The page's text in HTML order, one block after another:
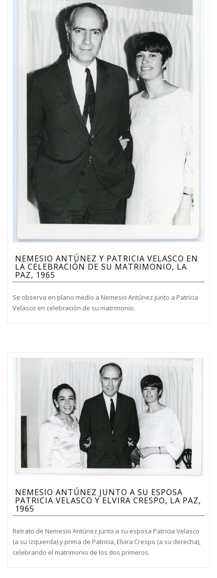
NEMESIO ANTÚNEZ Y PATRICIA VELASCO EN
LA CELEBRACIÓN DE SU MATRIMONIO, LA
PAZ, 1965
Se observa en plano medio a Nemesio Antúnez junto a Patricia
Velasco en celebración de su matrimonio.
NEMESIO ANTÚNEZ JUNTO A SU ESPOSA
PATRICIA VELASCO Y ELVIRA CRESPO, LA PAZ,
1965
Retrato de Nemesio Antúnez junto a su esposa Patricia Velasco
(a su izquierda) y prima de Patricia, Elvira Crespo (a su derecha),
celebrando el matrimonio de los dos primeros.